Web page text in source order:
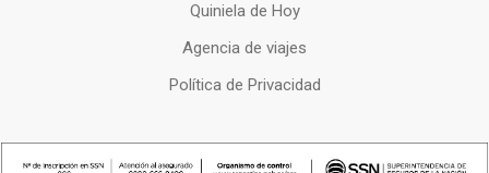
Quiniela de Hoy
Agencia de viajes
Política de Privacidad